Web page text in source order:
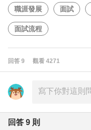
職涯發展 面試
面試流程
回答 9 觀看 4271
回答 9 則